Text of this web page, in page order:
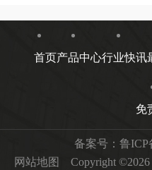
首页产品中心行业快讯
免
备案号： 鲁ICP
网站地图
Copyright